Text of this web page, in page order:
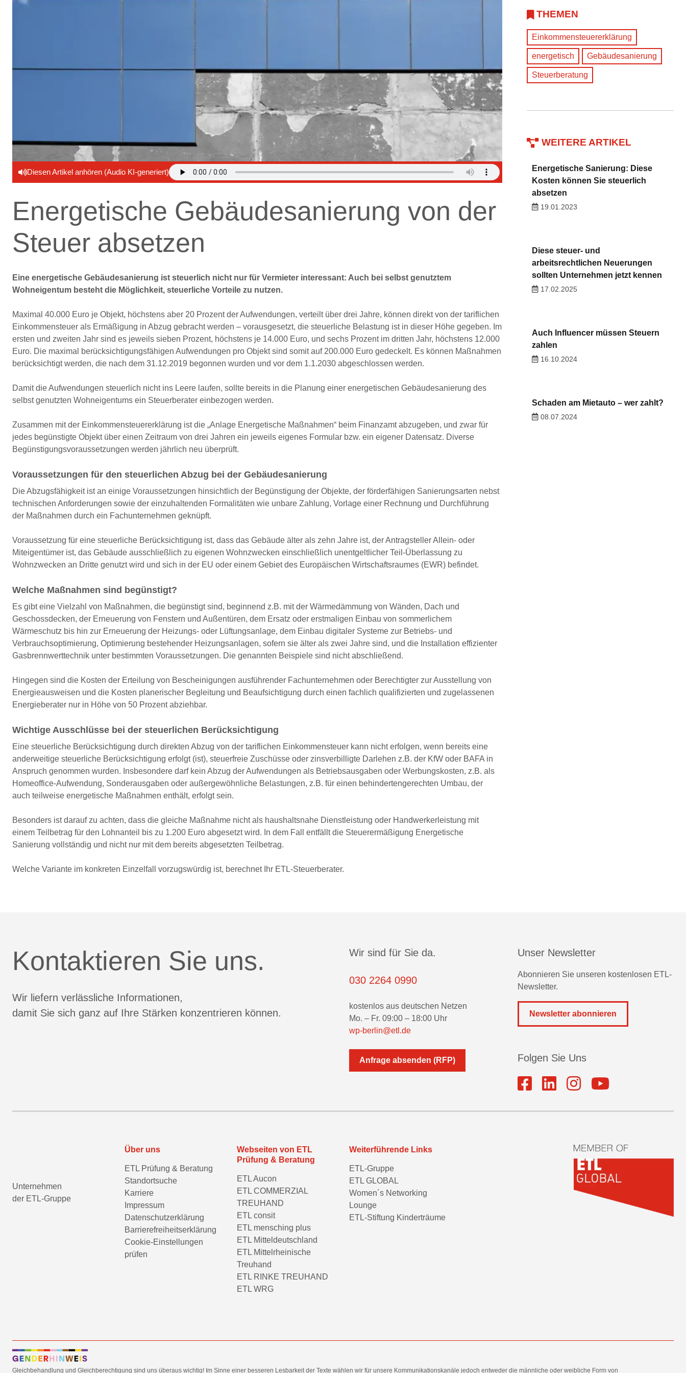
Diesen Artikel anhören (Audio KI-generiert)
Energetische Gebäudesanierung von der
Steuer absetzen
Eine energetische Gebäudesanierung ist steuerlich nicht nur für Vermieter interessant: Auch bei selbst genutztem
Wohneigentum besteht die Möglichkeit, steuerliche Vorteile zu nutzen.
Maximal 40.000 Euro je Objekt, höchstens aber 20 Prozent der Aufwendungen, verteilt über drei Jahre, können direkt von der tariflichen
Einkommensteuer als Ermäßigung in Abzug gebracht werden – vorausgesetzt, die steuerliche Belastung ist in dieser Höhe gegeben. Im
ersten und zweiten Jahr sind es jeweils sieben Prozent, höchstens je 14.000 Euro, und sechs Prozent im dritten Jahr, höchstens 12.000
Euro. Die maximal berücksichtigungsfähigen Aufwendungen pro Objekt sind somit auf 200.000 Euro gedeckelt. Es können Maßnahmen
berücksichtigt werden, die nach dem 31.12.2019 begonnen wurden und vor dem 1.1.2030 abgeschlossen werden.
Damit die Aufwendungen steuerlich nicht ins Leere laufen, sollte bereits in die Planung einer energetischen Gebäudesanierung des
selbst genutzten Wohneigentums ein Steuerberater einbezogen werden.
Zusammen mit der Einkommensteuererklärung ist die „Anlage Energetische Maßnahmen“ beim Finanzamt abzugeben, und zwar für
jedes begünstigte Objekt über einen Zeitraum von drei Jahren ein jeweils eigenes Formular bzw. ein eigener Datensatz. Diverse
Begünstigungsvoraussetzungen werden jährlich neu überprüft.
Voraussetzungen für den steuerlichen Abzug bei der Gebäudesanierung
Die Abzugsfähigkeit ist an einige Voraussetzungen hinsichtlich der Begünstigung der Objekte, der förderfähigen Sanierungsarten nebst
technischen Anforderungen sowie der einzuhaltenden Formalitäten wie unbare Zahlung, Vorlage einer Rechnung und Durchführung
der Maßnahmen durch ein Fachunternehmen geknüpft.
Voraussetzung für eine steuerliche Berücksichtigung ist, dass das Gebäude älter als zehn Jahre ist, der Antragsteller Allein- oder
Miteigentümer ist, das Gebäude ausschließlich zu eigenen Wohnzwecken einschließlich unentgeltlicher Teil-Überlassung zu
Wohnzwecken an Dritte genutzt wird und sich in der EU oder einem Gebiet des Europäischen Wirtschaftsraumes (EWR) befindet.
Welche Maßnahmen sind begünstigt?
Es gibt eine Vielzahl von Maßnahmen, die begünstigt sind, beginnend z.B. mit der Wärmedämmung von Wänden, Dach und
Geschossdecken, der Erneuerung von Fenstern und Außentüren, dem Ersatz oder erstmaligen Einbau von sommerlichem
Wärmeschutz bis hin zur Erneuerung der Heizungs- oder Lüftungsanlage, dem Einbau digitaler Systeme zur Betriebs- und
Verbrauchsoptimierung, Optimierung bestehender Heizungsanlagen, sofern sie älter als zwei Jahre sind, und die Installation effizienter
Gasbrennwerttechnik unter bestimmten Voraussetzungen. Die genannten Beispiele sind nicht abschließend.
Hingegen sind die Kosten der Erteilung von Bescheinigungen ausführender Fachunternehmen oder Berechtigter zur Ausstellung von
Energieausweisen und die Kosten planerischer Begleitung und Beaufsichtigung durch einen fachlich qualifizierten und zugelassenen
Energieberater nur in Höhe von 50 Prozent abziehbar.
Wichtige Ausschlüsse bei der steuerlichen Berücksichtigung
Eine steuerliche Berücksichtigung durch direkten Abzug von der tariflichen Einkommensteuer kann nicht erfolgen, wenn bereits eine
anderweitige steuerliche Berücksichtigung erfolgt (ist), steuerfreie Zuschüsse oder zinsverbilligte Darlehen z.B. der KfW oder BAFA in
Anspruch genommen wurden. Insbesondere darf kein Abzug der Aufwendungen als Betriebsausgaben oder Werbungskosten, z.B. als
Homeoffice-Aufwendung, Sonderausgaben oder außergewöhnliche Belastungen, z.B. für einen behindertengerechten Umbau, der
auch teilweise energetische Maßnahmen enthält, erfolgt sein.
Besonders ist darauf zu achten, dass die gleiche Maßnahme nicht als haushaltsnahe Dienstleistung oder Handwerkerleistung mit
einem Teilbetrag für den Lohnanteil bis zu 1.200 Euro abgesetzt wird. In dem Fall entfällt die Steuerermäßigung Energetische
Sanierung vollständig und nicht nur mit dem bereits abgesetzten Teilbetrag.
Welche Variante im konkreten Einzelfall vorzugswürdig ist, berechnet Ihr ETL-Steuerberater.
THEMEN
Einkommensteuererklärung
energetisch Gebäudesanierung
Steuerberatung
WEITERE ARTIKEL
Energetische Sanierung: Diese
Kosten können Sie steuerlich
absetzen
19.01.2023
Diese steuer- und
arbeitsrechtlichen Neuerungen
sollten Unternehmen jetzt kennen
17.02.2025
Auch Influencer müssen Steuern
zahlen
16.10.2024
Schaden am Mietauto – wer zahlt?
08.07.2024
Kontaktieren Sie uns.
Wir liefern verlässliche Informationen,
damit Sie sich ganz auf Ihre Stärken konzentrieren können.
Wir sind für Sie da.
030 2264 0990
kostenlos aus deutschen Netzen
Mo. – Fr. 09:00 – 18:00 Uhr
wp-berlin@etl.de
Anfrage absenden (RFP)
Unser Newsletter
Abonnieren Sie unseren kostenlosen ETL-
Newsletter.
Newsletter abonnieren
Folgen Sie Uns
Unternehmen
der ETL-Gruppe
Über uns
ETL Prüfung & Beratung
Standortsuche
Karriere
Impressum
Datenschutzerklärung
Barrierefreiheitserklärung
Cookie-Einstellungen
prüfen
Webseiten von ETL
Prüfung & Beratung
ETL Aucon
ETL COMMERZIAL
TREUHAND
ETL consit
ETL mensching plus
ETL Mitteldeutschland
ETL Mittelrheinische
Treuhand
ETL RINKE TREUHAND
ETL WRG
Weiterführende Links
ETL-Gruppe
ETL GLOBAL
Women´s Networking
Lounge
ETL-Stiftung Kinderträume
Gleichbehandlung und Gleichberechtigung sind uns überaus wichtig! Im Sinne einer besseren Lesbarkeit der Texte wählen wir für unsere Kommunikationskanäle jedoch entweder die männliche oder weibliche Form von